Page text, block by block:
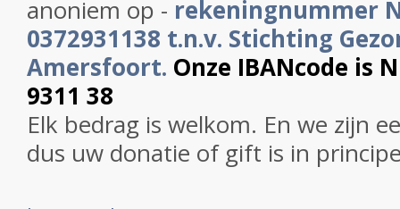
anoniem op - rekeningnummer
0372931138 t.n.v. Stichting
Amersfoort. Onze IBANcode is
9311 38
Elk bedrag is welkom. En we zijn
dus uw donatie of gift is in